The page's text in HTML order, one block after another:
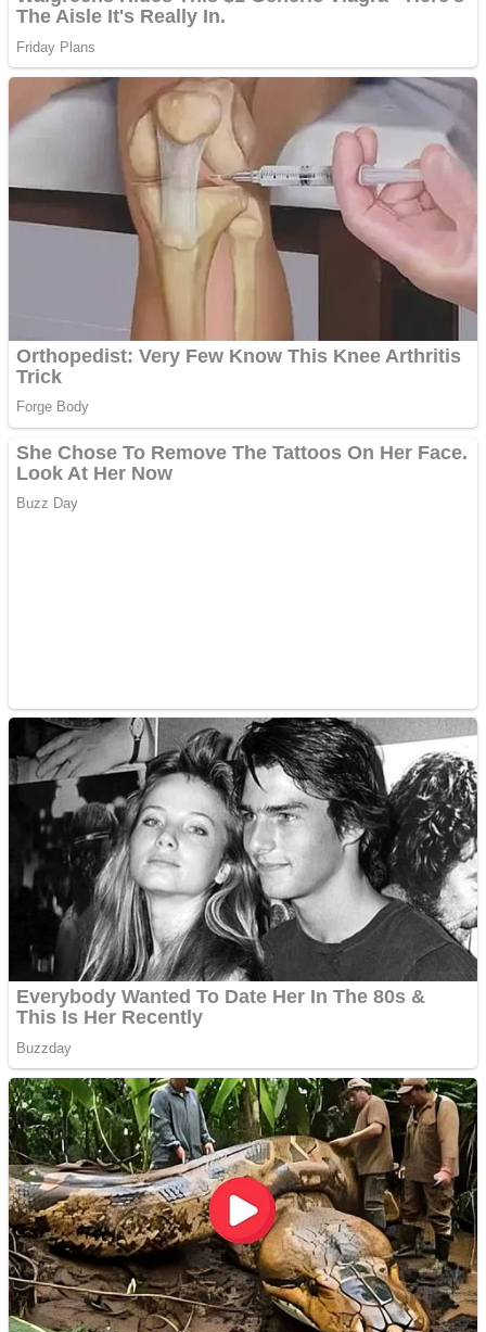
Răcitor de apă CW5000
pentru freze cu laser fără
metale
Cutit cositoare KUHN
Creez aplicatie
ANDROID pentru siteul
tau
Apartamente 2 camere
Aplică acum pentru toate
tipurile de împrumuturi
și obține bani urgent!
Curatare canapele
Bucuresti. Curatare
profesionala